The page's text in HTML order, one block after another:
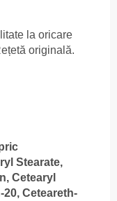
la oricare
originală.
Stearate,
Cetearyl
Ceteareth-